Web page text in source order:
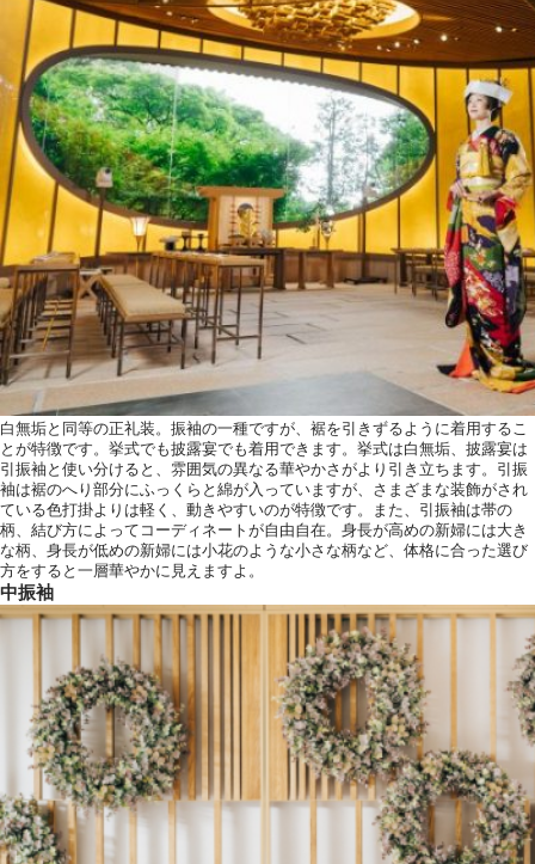
白無垢と同等の正礼装。振袖の一種ですが、裾を引きずるように着用するこ
とが特徴です。挙式でも披露宴でも着用できます。挙式は白無垢、披露宴は
引振袖と使い分けると、雰囲気の異なる華やかさがより引き立ちます。引振
袖は裾のへり部分にふっくらと綿が入っていますが、さまざまな装飾がされ
ている色打掛よりは軽く、動きやすいのが特徴です。また、引振袖は帯の
柄、結び方によってコーディネートが自由自在。身長が高めの新婦には大き
な柄、身長が低めの新婦には小花のような小さな柄など、体格に合った選び
方をすると一層華やかに見えますよ。
中振袖